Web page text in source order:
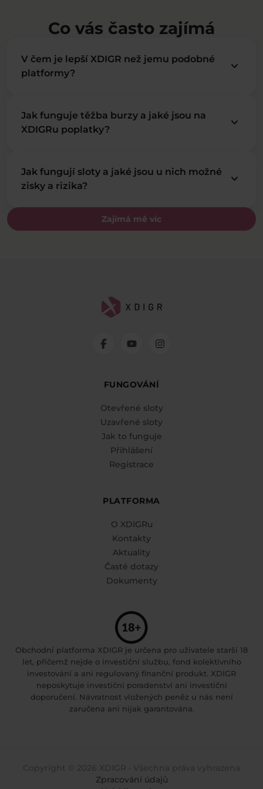
Co vás často zajímá
Zajímá mě víc
V čem je lepší XDIGR než jemu podobné
platformy?
keyboard_arrow_down
Jak funguje těžba burzy a jaké jsou na
XDIGRu poplatky?
keyboard_arrow_down
Jak fungují sloty a jaké jsou u nich možné
zisky a rizika?
keyboard_arrow_down
FUNGOVÁNÍ
Otevřené sloty
Uzavřené sloty
Jak to funguje
Přihlášení
Registrace
PLATFORMA
O XDIGRu
Kontakty
Aktuality
Časté dotazy
Dokumenty
Obchodní platforma XDIGR je určena pro uživatele starší 18
let, přičemž nejde o investiční službu, fond kolektivního
investování a ani regulovaný finanční produkt. XDIGR
neposkytuje investiční poradenství ani investiční
doporučení. Návratnost vložených peněz u nás není
zaručena ani nijak garantována.
Zpracování údajů